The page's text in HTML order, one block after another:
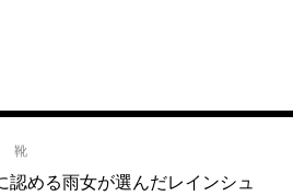
靴
認める雨女が選んだレインシュ